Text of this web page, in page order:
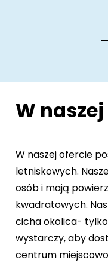
W
W naszej ofercie
letniskowych.
osób i mają
kwadratowych.
cicha okolica-
wystarczy, aby
centrum